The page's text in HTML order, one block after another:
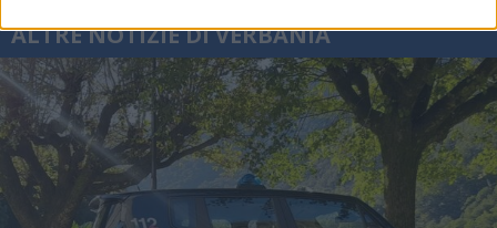
ALTRE NOTIZIE DI VERBANIA